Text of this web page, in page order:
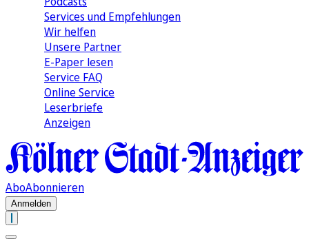
Services und Empfehlungen
Wir helfen
Unsere Partner
E-Paper lesen
Service FAQ
Online Service
Leserbriefe
Anzeigen
AboAbonnieren
Anmelden